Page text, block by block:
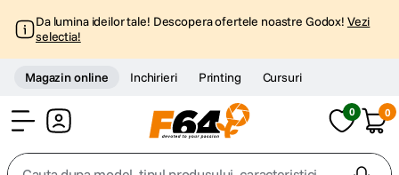
Da lumina ideilor tale! Descopera ofertele noastre Godox! Vezi
selectia!
Magazin online Inchirieri Printing Cursuri
0 0
Cauta dupa model, tipul produsului, caracteristici...